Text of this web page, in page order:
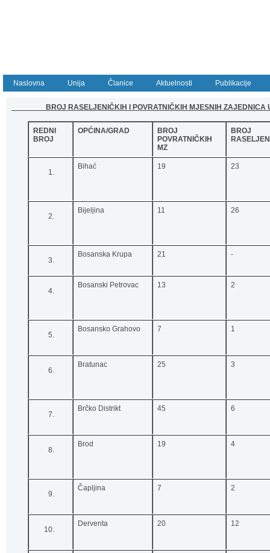
Naslovna Unija Članice Aktuelnosti Publikacije
BROJ RASELJENIČKIH I POVRATNIČKIH MJESNIH ZAJEDNICA
REDNI
BROJ
OPĆINA/GRAD
BROJ
POVRATNIČKIH
MZ
BROJ
Bihać 19 23
Bijeljina 11 26
Bosanska Krupa 21 -
Bosanski Petrovac 13 2
Bosansko Grahovo 7 1
Bratunac 25 3
Brčko Distrikt 45 6
Brod 19 4
Čapljina 7 2
Derventa 20 12